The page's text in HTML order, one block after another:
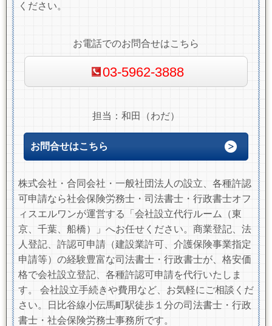
ください。
お電話でのお問合せはこちら
03-5962-3888
担当：和田（わだ）
お問合せはこちら
株式会社・合同会社・一般社団法人の設立、各種許認
可申請なら社会保険労務士・司法書士・行政書士オフ
ィスエルワンが運営する「会社設立代行ルーム（東
京、千葉、船橋）」へお任せください。商業登記、法
人登記、許認可申請（建設業許可、介護保険事業指定
申請等）の経験豊富な司法書士・行政書士が、格安価
格で会社設立登記、各種許認可申請を代行いたしま
す。 会社設立手続きや費用など、お気軽にご相談くだ
さい。日比谷線小伝馬町駅徒歩１分の司法書士・行政
書士・社会保険労務士事務所です。